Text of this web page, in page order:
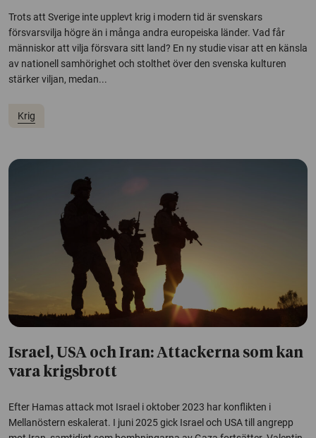
Trots att Sverige inte upplevt krig i modern tid är svenskars
försvarsvilja högre än i många andra europeiska länder. Vad får
människor att vilja försvara sitt land? En ny studie visar att en känsla
av nationell samhörighet och stolthet över den svenska kulturen
stärker viljan, medan...
Krig
Israel, USA och Iran: Attackerna som kan
vara krigsbrott
Efter Hamas attack mot Israel i oktober 2023 har konflikten i
Mellanöstern eskalerat. I juni 2025 gick Israel och USA till angrepp